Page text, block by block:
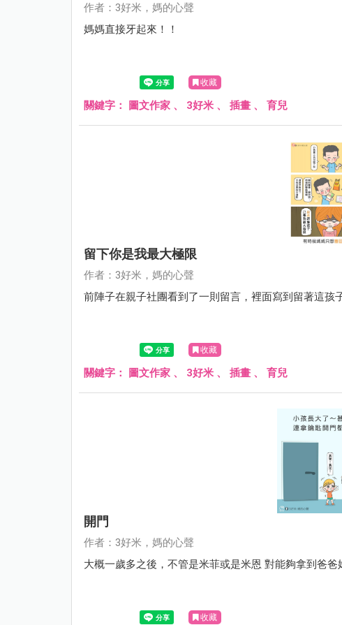
作者：3好米，媽的心聲
媽媽直接牙起來！！
收藏
關鍵字： 圖文作家 、 3好米 、 插畫 、 育兒
留下你是我最大極限
作者：3好米，媽的心聲
前陣子在親子社團看到了一則留言，裡面寫到留著這孩
收藏
關鍵字： 圖文作家 、 3好米 、 插畫 、 育兒
開門
作者：3好米，媽的心聲
大概一歲多之後，不管是米菲或是米恩 對能夠拿到爸爸
收藏